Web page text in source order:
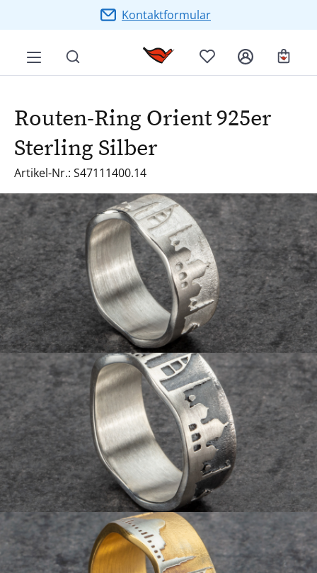
Zum Hauptinhalt springenKontaktformular
Routen-Ring Orient 925er
Sterling Silber
Artikel-Nr.: S47111400.14
Bildergalerie überspringen